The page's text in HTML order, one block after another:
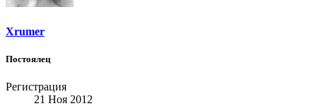
Xrumer
Постоялец
Регистрация
21 Ноя 2012